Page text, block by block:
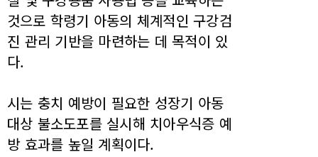
것으로 학령기 아동의 체계적인 구강검
진 관리 기반을 마련하는 데 목적이 있
다.
시는 충치 예방이 필요한 성장기 아동
대상 불소도포를 실시해 치아우식증 예
방 효과를 높일 계획이다.